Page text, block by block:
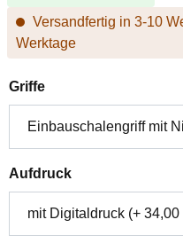
Versandfertig in 3-10
Werktage
Griffeauswählen
Aufdruckauswählen